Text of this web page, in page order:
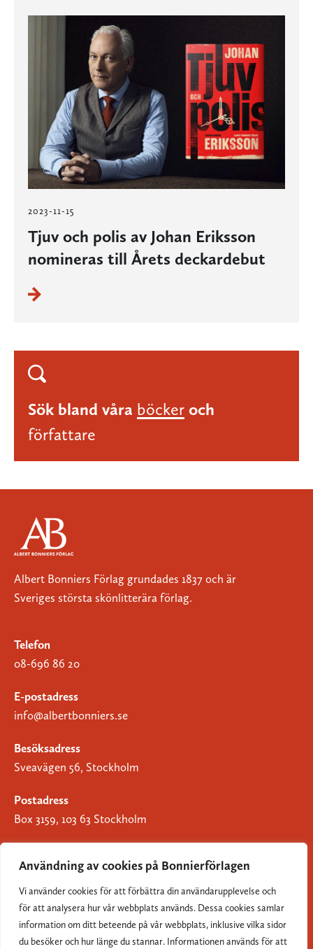
Användning av cookies på Bonnierförlagen
Vi använder cookies för att förbättra din användarupplevelse och
för att analysera hur vår webbplats används. Dessa cookies samlar
information om ditt beteende på vår webbplats, inklusive vilka sidor
du besöker och hur länge du stannar. Informationen används för att
2023-11-15
Tjuv och polis av Johan Eriksson
nomineras till Årets deckardebut
Sök bland våra böcker och
författare
Albert Bonniers Förlag grundades 1837 och är
Sveriges största skönlitterära förlag.
Telefon
08-696 86 20
E-postadress
info@albertbonniers.se
Besöksadress
Sveavägen 56, Stockholm
Postadress
Box 3159, 103 63 Stockholm
Om Bonnierförlagen
Cookies